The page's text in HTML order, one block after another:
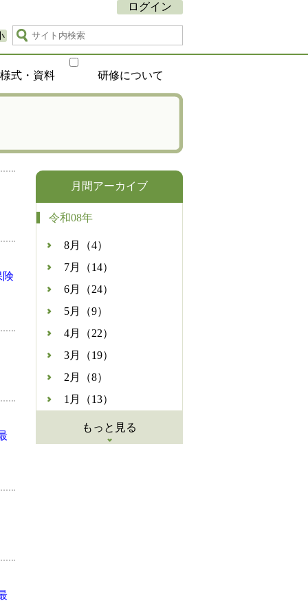
ログイン
式・資料 研修について
険
月間アーカイブ
令和08年
8月（4）
7月（14）
6月（24）
5月（9）
4月（22）
3月（19）
2月（8）
1月（13）
もっと見る